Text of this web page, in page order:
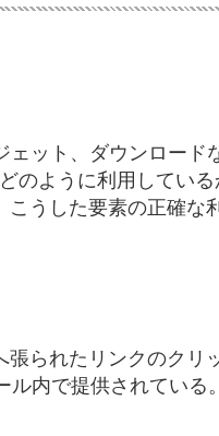
ット、ダウンロード
のように利用している
うした要素の正確な
られたリンクのクリ
内で提供されている。